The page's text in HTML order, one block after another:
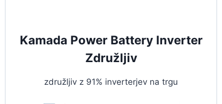
Kamada Power Battery Inverter
Združljiv
združljiv z 91% inverterjev na trgu